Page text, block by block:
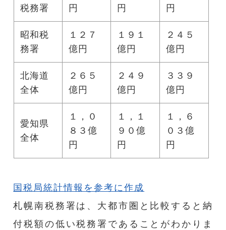
税務署
円
円
円
昭和税
務署
１２７
億円
１９１
億円
２４５
億円
北海道
全体
２６５
億円
２４９
億円
３３９
億円
愛知県
全体
１，０
８３億
円
１，１
９０億
円
１，６
０３億
円
国税局統計情報を参考に作成
札幌南税務署は、大都市圏と比較すると納
付税額の低い税務署であることがわかりま